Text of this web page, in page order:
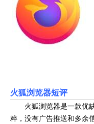
火狐浏览器短评
火狐浏览器是一款优
粹，没有广告推送和多余